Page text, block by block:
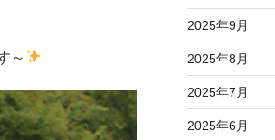
～
2025年9月
2025年8月
2025年7月
2025年6月